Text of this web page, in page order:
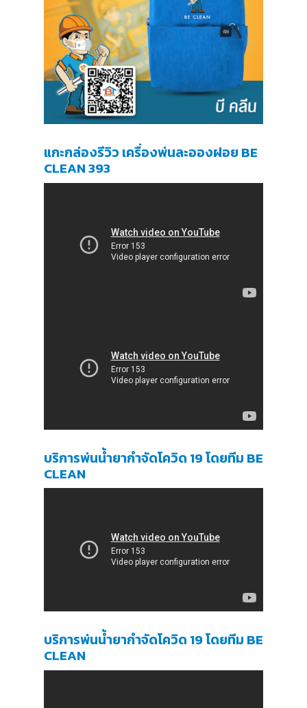
แกะกล่องรีวิว เครื่องพ่นละอองฝอย BE
CLEAN 393
บริการพ่นน้ำยากำจัดโควิด 19 โดยทีม BE
CLEAN
บริการพ่นน้ำยากำจัดโควิด 19 โดยทีม BE
CLEAN